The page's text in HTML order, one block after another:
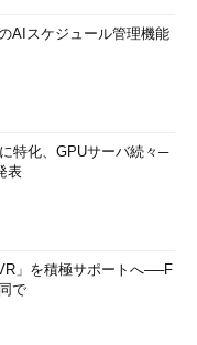
AIスケジュール管理機能
特化、GPUサーバ続々─
表
」を積極サポートへ──F
で